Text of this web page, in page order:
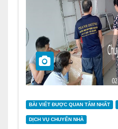
BÀI VIẾT ĐƯỢC QUAN TÂM NHẤT
DỊCH VỤ CHUYỂN NHÀ